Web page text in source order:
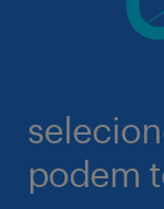
podem